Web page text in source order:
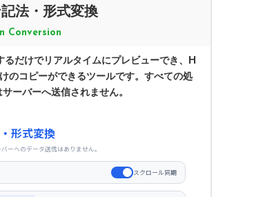
法・形式変換
Conversion
だけでリアルタイムにプレビューでき、H
コピーができるツールです。すべての処
ーバーへ送信されません。
形式変換
ーへのデータ送信はありません。
スクロール同期